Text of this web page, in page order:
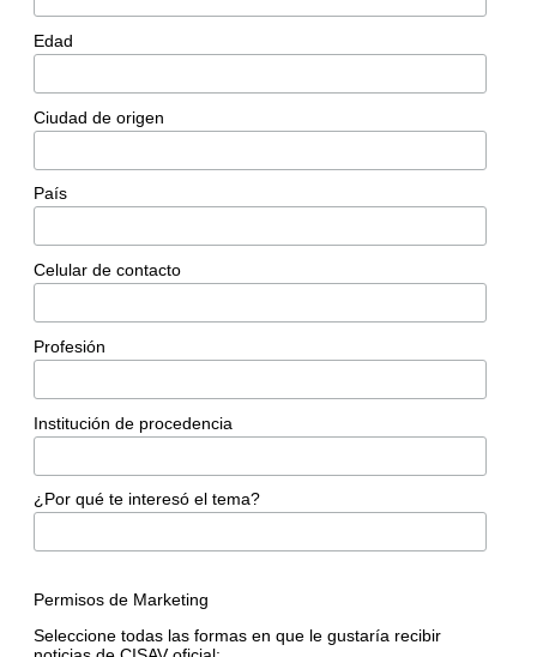
Edad
Ciudad de origen
País
Celular de contacto
Profesión
Institución de procedencia
¿Por qué te interesó el tema?
Permisos de Marketing
Seleccione todas las formas en que le gustaría recibir